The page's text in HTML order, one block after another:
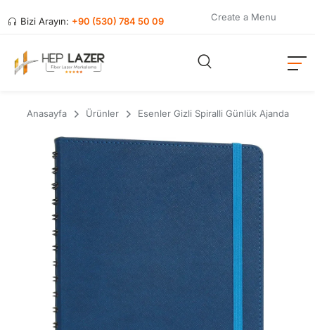
Bizi Arayın: +90 (530) 784 50 09 Create a Menu
Anasayfa Ürünler Esenler Gizli Spiralli Günlük Ajanda